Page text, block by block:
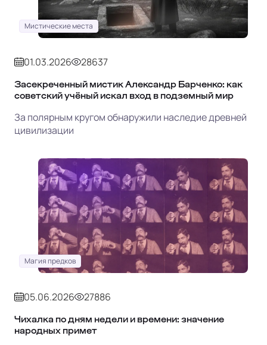
Мистические места
01.03.2026 28637
Засекреченный мистик Александр Барченко: как
советский учёный искал вход в подземный мир
За полярным кругом обнаружили наследие древней
цивилизации
Магия предков
05.06.2026 27886
Чихалка по дням недели и времени: значение
народных примет